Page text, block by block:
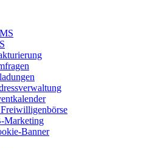
Marketing
Banner